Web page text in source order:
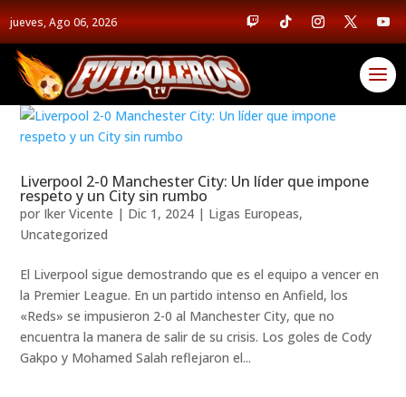
jueves, Ago 06, 2026
Liverpool 2-0 Manchester City: Un líder que impone
respeto y un City sin rumbo
por Iker Vicente | Dic 1, 2024 | Ligas Europeas,
Uncategorized
El Liverpool sigue demostrando que es el equipo a vencer en
la Premier League. En un partido intenso en Anfield, los
«Reds» se impusieron 2-0 al Manchester City, que no
encuentra la manera de salir de su crisis. Los goles de Cody
Gakpo y Mohamed Salah reflejaron el...